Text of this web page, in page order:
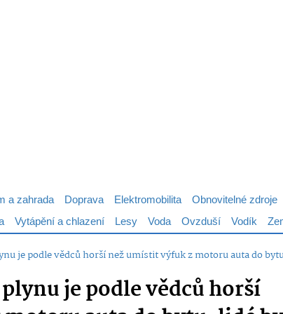
a zahrada Doprava Elektromobilita Obnovitelné zdroje
Vytápění a chlazení Lesy Voda Ovzduší Vodík
je podle vědců horší než umístit výfuk z motoru auta do
je podle vědců horší